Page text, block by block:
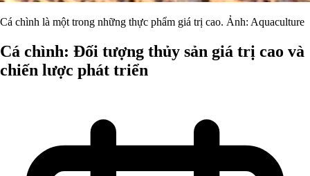
Cá chình là một trong những thực phẩm giá trị cao. Ảnh: Aquaculture
Cá chình: Đối tượng thủy sản giá trị cao và
chiến lược phát triển